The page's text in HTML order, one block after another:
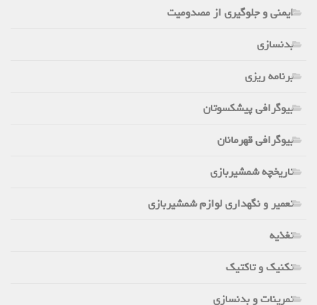
ایمنی و جلوگیری از مصدومیت
بدنسازی
برنامه ریزی
بیوگرافی پیشکسوتان
بیوگرافی قهرمانان
تاریخچه شمشیربازی
تعمیر و نگهداری لوازم شمشیربازی
تغذیه
تکنیک و تاکتیک
تمرینات و بدنسازی